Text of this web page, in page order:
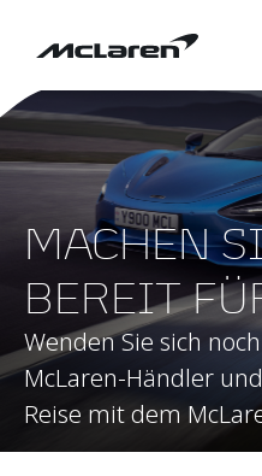
MACHEN
BEREIT
Wenden Sie sich
McLaren-Händler
Reise mit dem